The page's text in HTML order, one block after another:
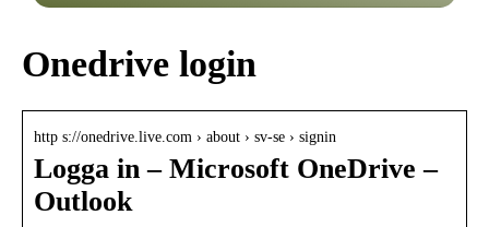
Onedrive login
http s://onedrive.live.com › about › sv-se › signin
Logga in – Microsoft OneDrive –
Outlook